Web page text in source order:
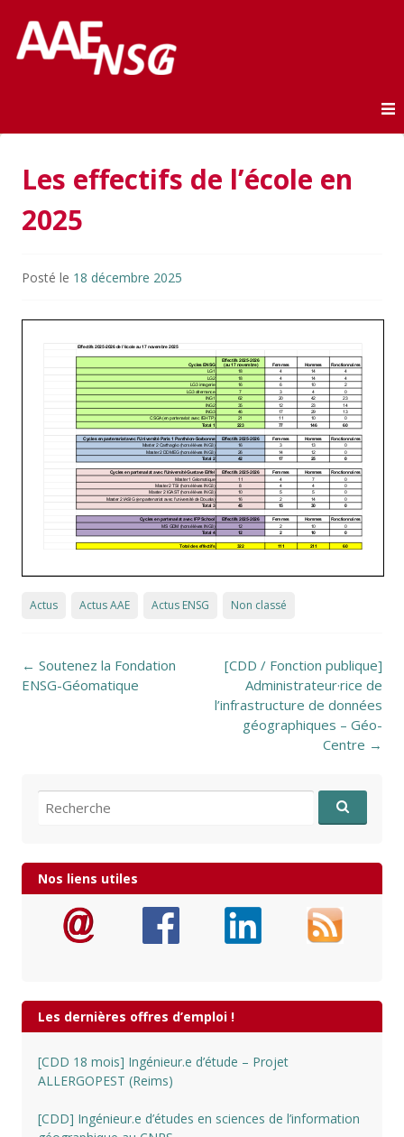
AAE-ENSG
Les effectifs de l’école en
2025
Posté le 18 décembre 2025
Actus Actus AAE Actus ENSG Non classé
Post navigation
← Soutenez la Fondation
ENSG-Géomatique
[CDD / Fonction publique]
Administrateur·rice de
l’infrastructure de données
géographiques – Géo-
Centre →
Recherche pour:
Nos liens utiles
Les dernières offres d’emploi !
[CDD 18 mois] Ingénieur.e d’étude – Projet
ALLERGOPEST (Reims)
[CDD] Ingénieur.e d’études en sciences de l’information